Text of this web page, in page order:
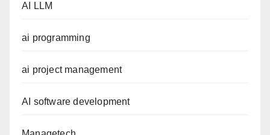
AI LLM
ai programming
ai project management
AI software development